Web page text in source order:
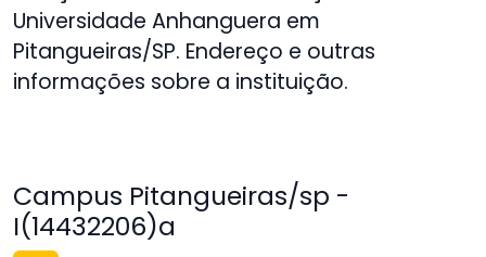
Universidade Anhanguera em
Pitangueiras/SP. Endereço e outras
informações sobre a instituição.
Campus Pitangueiras/sp -
I(14432206)a